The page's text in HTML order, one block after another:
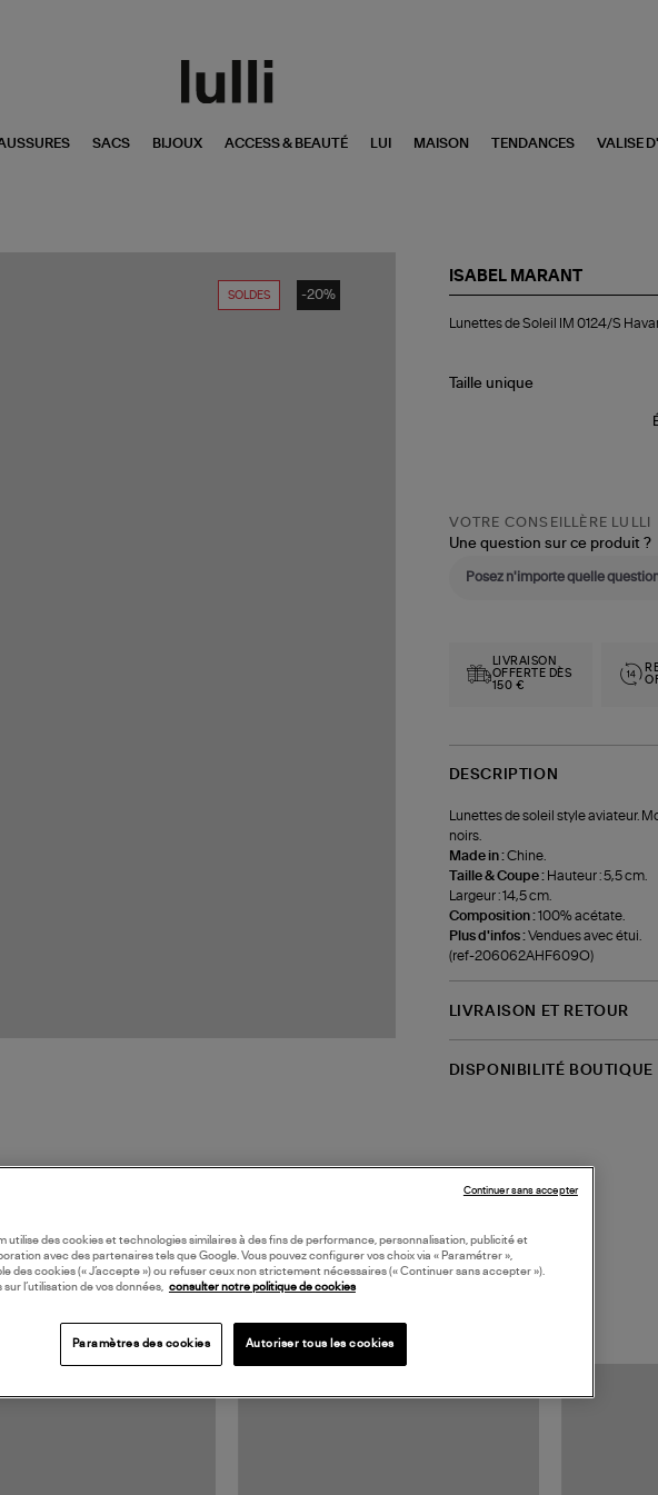
SACS BIJOUX ACCESS & BEAUTÉ LUI MAISON TENDANCES VALISE
SOLDES -20%
ISABEL MARANT
de
0124/S
Lunettes de Soleil IM 0124/S
Taille unique
VOTRE CONSEILLÈRE LULLI
Une question sur ce produit ?
LIVRAISON
OFFERTE DÈS
150 €
DESCRIPTION
Lunettes de soleil style aviateur.
noirs.
Made in :Chine.
Taille & Coupe : Hauteur : 5,5 cm.
Largeur : 14,5 cm.
Composition :100% acétate.
Plus d'infos :Vendues avec étui.
(ref-206062AHF609O)
LIVRAISON ET RETOUR
DISPONIBILITÉ BOUTIQUE
utilise des cookies et technologies similaires à des fins de performance, personnalisation, publicité et
avec des partenaires tels que Google. Vous pouvez configurer vos choix via « Paramétrer »,
des cookies (« J’accepte ») ou refuser ceux non strictement nécessaires (« Continuer sans accepter »).
sur l’utilisation de vos données, consulter notre politique de cookies
Paramètres des cookies Autoriser tous les cookies
Continuer sans accepter